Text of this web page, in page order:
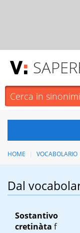
HOME VOCABOLARIO
Dal
Sostantivo
cretinàta f